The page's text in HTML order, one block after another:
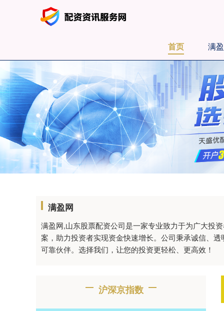
首页 满
满盈网
满盈网,山东股票配资公司是一家专业致力于为广大投
案，助力投资者实现资金快速增长。公司秉承诚信、
可靠伙伴。选择我们，让您的投资更轻松、更高效！
沪深京指数